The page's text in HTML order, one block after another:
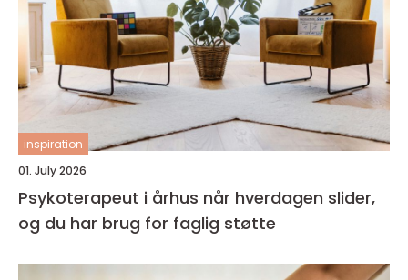
inspiration
01. July 2026
Psykoterapeut i århus når hverdagen slider,
og du har brug for faglig støtte